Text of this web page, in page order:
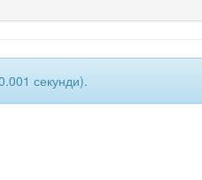
секунди).